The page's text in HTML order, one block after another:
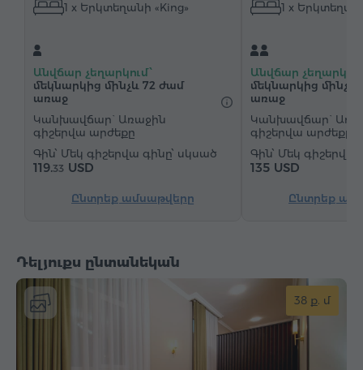
Սրբիչներ Հողաթափեր Վարսահարդարիչ
Հյուրասենյակ Բազկաթոռ
Աթոռ Չհրկիզվող պահարան Հեռախոս
Սառնարան Թեյ/Սուրճ
1 x Երկտեղանի «King»
Անվճար չեղարկում՝
մեկնարկից մինչև 72 ժամ
առաջ
Կանխավճար` Առաջին
գիշերվա արժեքը
Մեկ գիշերվա գինը՝ սկսած
119.33 USD
Ընտրեք ամսաթվերը
1 x
Անվճար
մեկնարկից մինչև
առաջ
Կանխավճար`
գիշերվա արժեքը
Մեկ գիշերվա
135 USD
Ընտրեք
Դելյուքս ընտանեկան
38 ք. մ